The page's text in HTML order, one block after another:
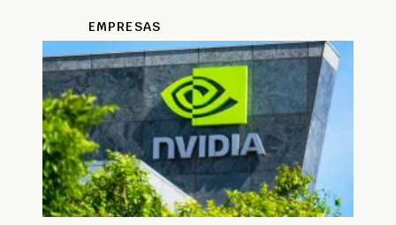
EMPRESAS